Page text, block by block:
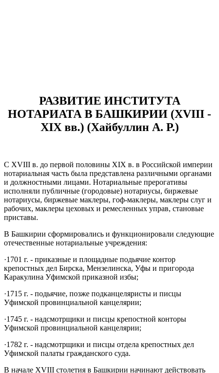
РАЗВИТИЕ ИНСТИТУТА
НОТАРИАТА В БАШКИРИИ (XVIII -
XIX вв.) (Хайбуллин А. Р.)
С XVIII в. до первой половины XIX в. в Российской империи
нотариальная часть была представлена различными органами
и должностными лицами. Нотариальные прерогативы
исполняли публичные (городовые) нотариусы, биржевые
нотариусы, биржевые маклеры, гоф-маклеры, маклеры слуг и
рабочих, маклеры цеховых и ремесленных управ, становые
приставы.
В Башкирии сформировались и функционировали следующие
отечественные нотариальные учреждения:
·1701 г. - приказные и площадные подьячие контор
крепостных дел Бирска, Мензелинска, Уфы и пригорода
Каракулина Уфимской приказной избы;
·1715 г. - подьячие, позже подканцеляристы и писцы
Уфимской провинциальной канцелярии;
·1745 г. - надсмотрщики и писцы крепостной конторы
Уфимской провинциальной канцелярии;
·1782 г. - надсмотрщики и писцы отдела крепостных дел
Уфимской палаты гражданского суда.
В начале XVIII столетия в Башкирии начинают действовать